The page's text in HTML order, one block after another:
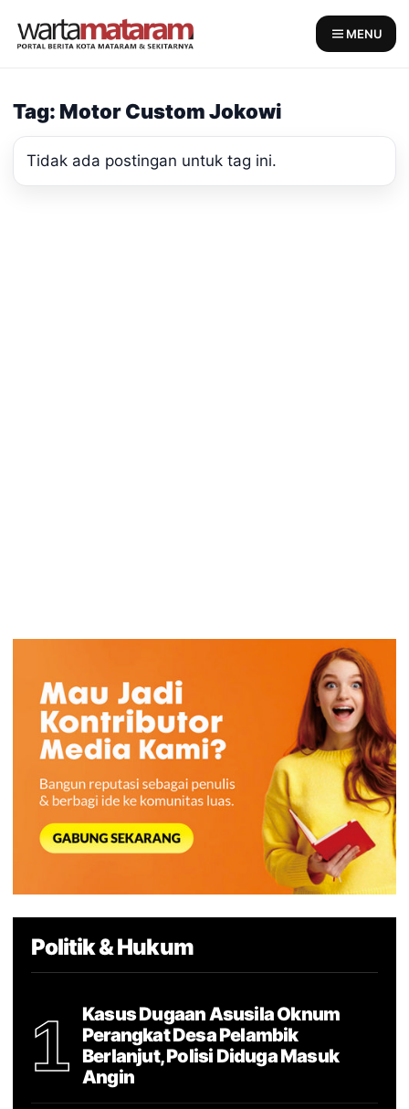
MENU
Tag: Motor Custom Jokowi
Tidak ada postingan untuk tag ini.
Politik & Hukum
1
Kasus Dugaan Asusila Oknum
Perangkat Desa Pelambik
Berlanjut, Polisi Diduga Masuk
Angin